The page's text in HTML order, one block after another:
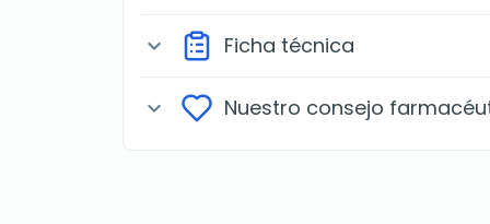
expand_more Ficha técnica
expand_more Nuestro consejo